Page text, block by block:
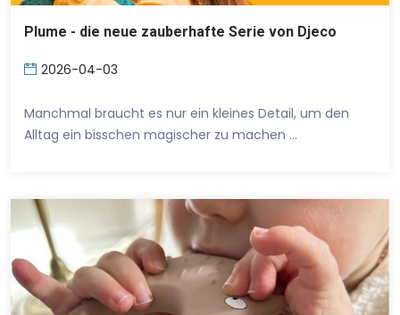
Plume - die neue zauberhafte Serie von Djeco
2026-04-03
Manchmal braucht es nur ein kleines Detail, um den
Alltag ein bisschen magischer zu machen …